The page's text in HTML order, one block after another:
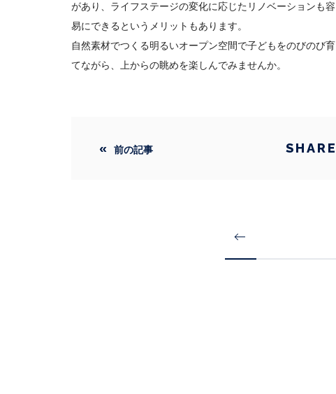
があり、ライフステージの変化に応じたリノベーションも容
易にできるというメリットもあります。
自然素材でつくる明るいオープン空間で子どもをのびのび育
てながら、上からの眺めを楽しんでみませんか。
前の記事 SHARE